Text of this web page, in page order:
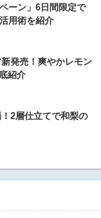
ーン」6日間限定で
用術を紹介
発売！爽やかレモン
紹介
2層仕立てで和梨の